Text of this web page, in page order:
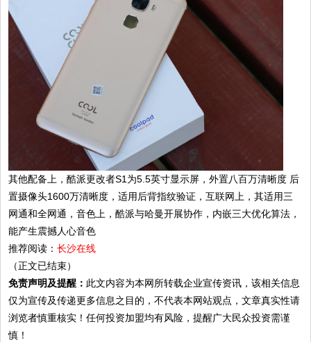
其他配备上，酷派更改者S1为5.5英寸显示屏，外置八百万清晰度 后
置摄像头1600万清晰度，适用后背指纹验证，互联网上，其适用三
网通和全网通，音色上，酷派与哈曼开展协作，内嵌三大优化算法，
能产生震撼人心音色
推荐阅读：长沙在线
（正文已结束）
免责声明及提醒： 此文内容为本网所转载企业宣传资讯，该相关信息
仅为宣传及传递更多信息之目的，不代表本网站观点，文章真实性请
浏览者慎重核实！任何投资加盟均有风险，提醒广大民众投资需谨
慎！